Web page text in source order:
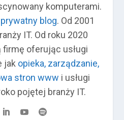
komputerami.
prywatny blog. Od 2001
IT. Od roku 2020
firmę oferując usługi
jak opieka, zarządzanie,
stron www i usługi
pojętej branży IT.